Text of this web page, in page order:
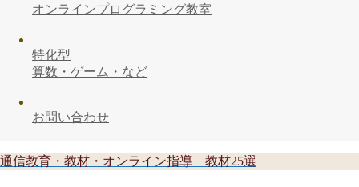
オンラインプログラミング教室
特化型
算数・ゲーム・など
お問い合わせ
通信教育・教材・オンライン指導 教材25選